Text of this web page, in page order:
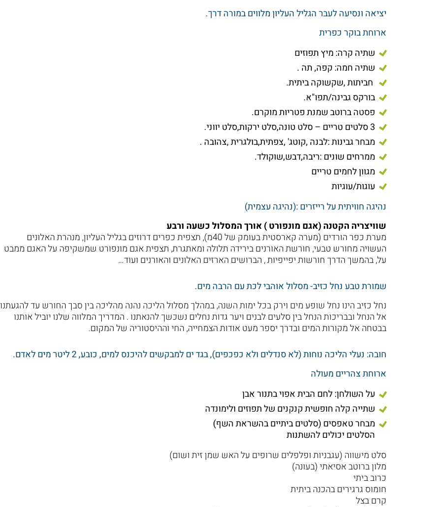
יציאה ונסיעה לעבר הגליל העליון מלווים במורה דרך.
ארוחת בוקר כפרית
שתיה קרה: מיץ תפוזים
שתיה חמה: קפה, תה .
חביתות ,שקשוקה ביתית.
בורקס גבינה/תפו"א.
פסטה ברוטב שמנת פטריות מוקרם.
3 סלטים טריים – סלט טונה,סלט ירקות,סלט יווני.
מבחר גבינות :לבנה ,קוטג' ,צפתית,בולגרית ,צהובה .
ממרחים שונים :ריבה,דבש,שוקולד.
מגוון לחמים טריים
עוגות/עוגיות
נהיגה חוויתית על רייזרים :(נהיגה עצמית)
שוויצריה הקטנה (אגם מונפורט ) אורך המסלול כשעה ורבע
מערת כפר הורדים (מערה קארסטית בעומק של 40מ), תצפית כפרים דרוזים בגליל העליון, מנהרת האלונים
העשויה מחורש טבעי, חורשת האורנים בירידה תלולה ומאתגרת, תצפית אגם מונפורט שמשקיפה על האגם ממבט
על, בהמשך הדרך חורשות יפייפיות , הברושים הארזים האלונים והאורנים ועוד…
שמורת טבע נחל כזיב- מסלול אוהבי לכת עם הרבה מים.
נחל כזיב הינו נחל שופע מים וירק בכל ימות השנה, במהלך מסלול הליכה נהנה מהליכה בין סבך החורש עד להגעתנו
אל הנחל ובבריכות הנחל בין סלעים לבנים ויער גדות נחלים נשכשך להנאתנו . המדריך המלווה שלנו יוביל אותנו
בבטחה אל מקורות המים ובדרך יספר מעט אודות הצמחייה, החי וההיסטוריה של המקום.
חובה: נעלי הליכה נוחות (לא סנדלים ולא כפכפים), בגד ים למבקשים להיכנס למים, כובע, 2 ליטר מים לאדם.
ארוחת צהריים מעולה
על השולחן: לחם הבית אפוי בתנור אבן
שתייה קלה חופשית קנקנים של תפוזים ולימונדה
מבחר טאפסים (סלטים ביתיים בהשראת השף)
הסלטים יכולים להשתנות
סלט מישווה (עגבניות ופלפלים שרופים על האש שמן זית ושום)
מלון ברוטב אסיאתי (בעונה)
כרוב ביתי
חומוס גרגירים בהכנה ביתית
קרם בצל